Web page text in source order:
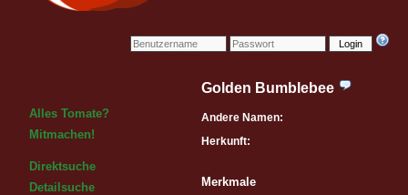
Login
Alles Tomate?
Mitmachen!
Direktsuche
Detailsuche
Golden Bumblebee
Andere Namen:
Herkunft:
Merkmale